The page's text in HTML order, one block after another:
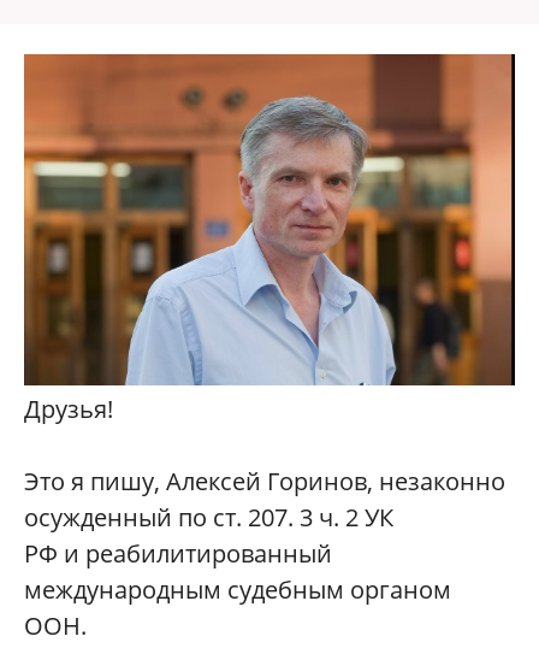
Друзья!
Это я пишу, Алексей Горинов, незаконно
осужденный по ст. 207. 3 ч. 2 УК
РФ и реабилитированный
международным судебным органом
ООН.